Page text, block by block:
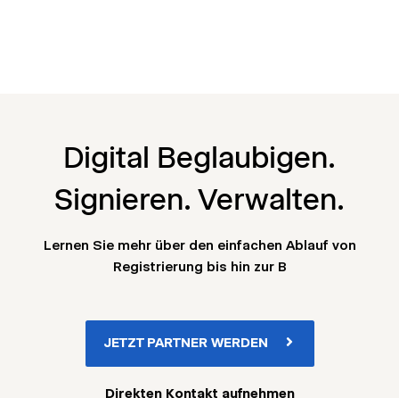
Digital Beglaubigen.
Signieren. Verwalten.
Lernen Sie mehr über den einfachen Ablauf von
Registrierung bis hin zur B
JETZT PARTNER WERDEN
Direkten Kontakt aufnehmen